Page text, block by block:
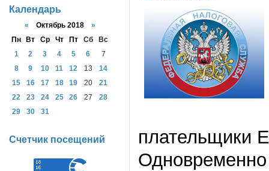
плательщики
Календарь
« Октябрь 2018 »
Пн
Вт Ср Чт Пт Сб
Вс
1
2 3 4 5 6
7
8
9 10 11 12 13
14
15
16 17 18 19 20
21
22
23 24 25 26 27
28
29
30 31
Счетчик посещений